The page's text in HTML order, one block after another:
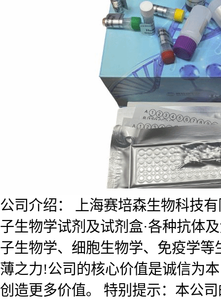
公司介绍： 上海赛培森生物科技有
子生物学试剂及试剂盒·各种抗体
子生物学、细胞生物学、免疫学
薄之力!公司的核心价值是诚信为
创造更多价值。 特别提示：本公